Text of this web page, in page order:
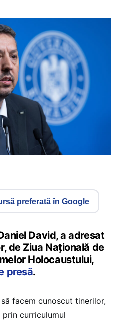
preferată în Google
David, a adresat
de Ziua Națională de
Holocaustului,
presă.
facem cunoscut tinerilor,
curriculumul